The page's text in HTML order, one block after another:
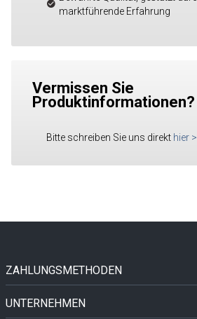
marktführende Erfahrung
Vermissen Sie
Produktinformationen?
Bitte schreiben Sie uns direkt hier >
ZAHLUNGSMETHODEN
UNTERNEHMEN